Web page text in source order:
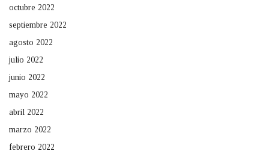
octubre 2022
septiembre 2022
agosto 2022
julio 2022
junio 2022
mayo 2022
abril 2022
marzo 2022
febrero 2022